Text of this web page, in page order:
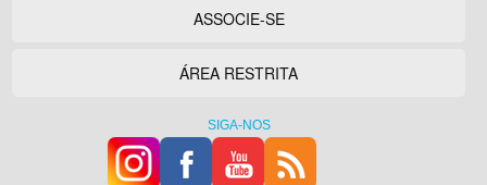
ASSOCIE-SE
ÁREA RESTRITA
SIGA-NOS